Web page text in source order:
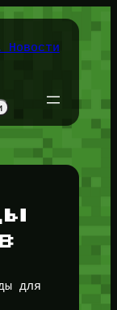
Новости
для